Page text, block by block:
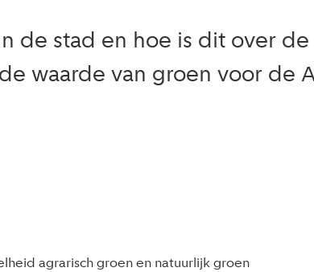
de stad en hoe is dit over
waarde van groen voor de
agrarisch groen en natuurlijk groen